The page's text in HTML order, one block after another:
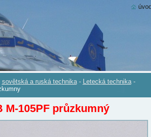
sovětská a ruská technika - Letecká technika -
M-105PF průzkumný